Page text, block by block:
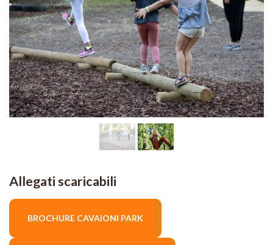
Allegati scaricabili
BROCHURE CAVAIONI PARK